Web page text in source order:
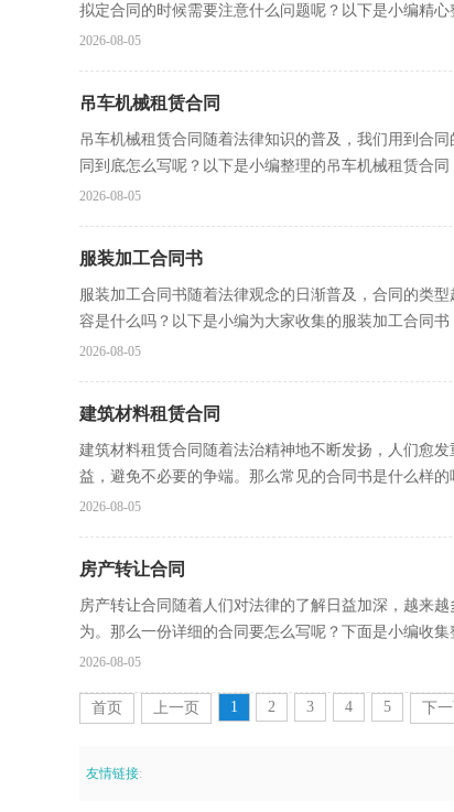
拟定合同的时候需要注意什么问题呢？以下是小编精心
2026-08-05
吊车机械租赁合同
吊车机械租赁合同随着法律知识的普及，我们用到合
同到底怎么写呢？以下是小编整理的吊车机械租赁合
2026-08-05
服装加工合同书
服装加工合同书随着法律观念的日渐普及，合同的类
容是什么吗？以下是小编为大家收集的服装加工合同书
2026-08-05
建筑材料租赁合同
建筑材料租赁合同随着法治精神地不断发扬，人们愈
益，避免不必要的争端。那么常见的合同书是什么样的
2026-08-05
房产转让合同
房产转让合同随着人们对法律的了解日益加深，越来
为。那么一份详细的合同要怎么写呢？下面是小编收集
2026-08-05
首页 上一页 1 2 3 4 5 下一
友情链接: